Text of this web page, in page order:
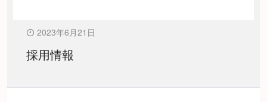
2023年6月21日
採用情報